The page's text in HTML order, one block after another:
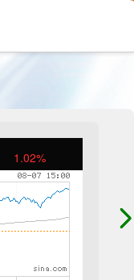
1.02%